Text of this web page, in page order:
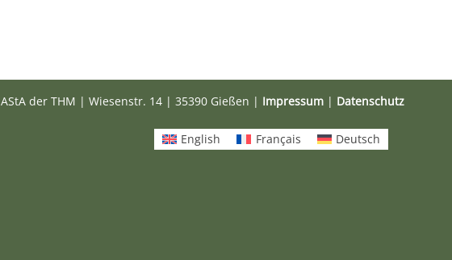
AStA der THM | Wiesenstr. 14 | 35390 Gießen | Impressum| Datenschutz
English Français Deutsch